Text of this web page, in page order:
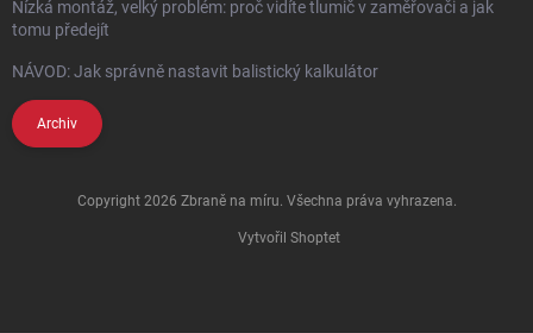
Nízká montáž, velký problém: proč vidíte tlumič v zaměřovači a jak
tomu předejít
NÁVOD: Jak správně nastavit balistický kalkulátor
Archiv
Vytvořil Shoptet
Copyright 2026 Zbraně na míru . Všechna práva vyhrazena.